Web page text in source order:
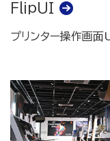
FlipUI
プリンター操作画面